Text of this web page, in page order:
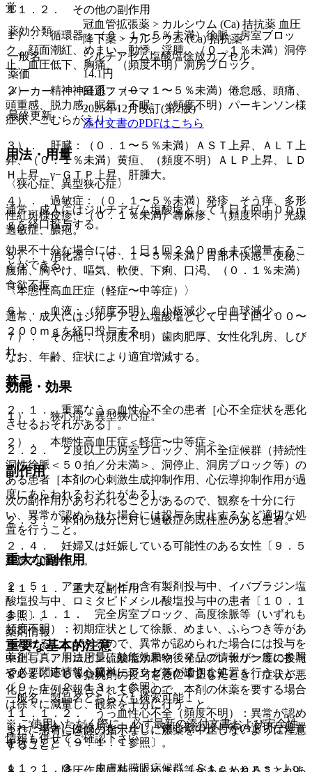
１１．２． その他の副作用
１）． 循環器：（０．１〜５％未満）徐脈、房室ブロッ
ク、顔面潮紅、めまい、動悸、浮腫、（０．１％未満）洞停
止、血圧低下、胸痛、（頻度不明）洞房ブロック。
２）． 精神神経系：（０．１〜５％未満）倦怠感、頭痛、
頭重感、脱力感、眠気、不眠、（頻度不明）パーキンソン様
症状、こむらがえり。
３）． 肝臓：（０．１〜５％未満）ＡＳＴ上昇、ＡＬＴ上
昇、（０．１％未満）黄疸、（頻度不明）ＡＬＰ上昇、ＬＤ
Ｈ上昇、γ−ＧＴＰ上昇、肝腫大。
４）． 過敏症：（０．１〜５％未満）発疹、そう痒、多形
性紅斑様皮疹、（０．１％未満）蕁麻疹、（頻度不明）光線
過敏症、膿疱。
５）． 消化器：（０．１〜５％未満）胃部不快感、便秘、
腹痛、胸やけ、嘔気、軟便、下痢、口渇、（０．１％未満）
食欲不振。
６）． 血液：（頻度不明）血小板減少、白血球減少。
７）． その他：（頻度不明）歯肉肥厚、女性化乳房、しび
れ。
禁忌
２．１． 重篤なうっ血性心不全の患者［心不全症状を悪化
させるおそれがある］。
２．２． ２度以上の房室ブロック、洞不全症候群（持続性
洞性徐脈＜５０拍／分未満＞、洞停止、洞房ブロック等）の
ある患者［本剤の心刺激生成抑制作用、心伝導抑制作用が過
度にあらわれるおそれがある］。
２．３． 本剤の成分に対し過敏症の既往歴のある患者。
２．４． 妊婦又は妊娠している可能性のある女性〔９．５
妊婦の項参照〕。
２．５． アスナプレビル含有製剤投与中、イバブラジン塩
酸塩投与中、ロミタピドメシル酸塩投与中の患者〔１０．１
参照〕。
重要な基本的注意
８．１． Ｃａ拮抗剤の投与を急に中止したとき、症状が悪
化した症例が報告されているので、本剤の休薬を要する場合
は徐々に減量し、観察を十分に行うこと。
また、患者に医師の指示なしに服薬を中止しないように注意
すること。
覚
薬効分類
冠血管拡張薬 > カルシウム (Ca) 拮抗薬 血圧
降下薬 > カルシウム (Ca) 拮抗薬
一般名
ジルチアゼム塩酸塩徐放カプセル
薬価
14.1円
メーカー
田辺ファーマ
最終更新
2025年12月改訂(第2版)
添付文書のPDFはこちら
用法・用量
〈狭心症、異型狭心症〉
通常、成人にはジルチアゼム塩酸塩として１日１回１００ｍ
ｇを経口投与する。
効果不十分な場合には、１日１回２００ｍｇまで増量するこ
とができる。
〈本態性高血圧症（軽症〜中等症）〉
通常、成人にはジルチアゼム塩酸塩として１日１回１００〜
２００ｍｇを経口投与する。
なお、年齢、症状により適宜増減する。
効能・効果
１）． 狭心症、異型狭心症。
２）． 本態性高血圧症＜軽症〜中等症＞。
副作用
次の副作用があらわれることがあるので、観察を十分に行
い、異常が認められた場合には投与を中止するなど適切な処
置を行うこと。
重大な副作用
１１．１． 重大な副作用
１１．１．１． 完全房室ブロック、高度徐脈等（いずれも
頻度不明）：初期症状として徐脈、めまい、ふらつき等があ
らわれることがあるので、異常が認められた場合には投与を
中止し、アトロピン硫酸塩水和物、イソプレナリン等の投与
や必要に応じて心臓ペーシング等の適切な処置を行うこと
〔９．１．２、１３．１参照〕。
１１．１．２． うっ血性心不全（頻度不明）：異常が認め
られた場合には投与を中止し、強心剤の投与等の適切な処置
を行うこと〔９．１．１参照〕。
１１．１．３． 皮膚粘膜眼症候群（Ｓｔｅｖｅｎｓ−Ｊｏ
薬剤情報
薬剤写真、用法用量、効能効果や後発品の情報が一度に参照
でき、関連情報へ簡単にアクセスができます。
一般名、製品名どちらでも検索可能！
※ ご使用いただく際に、必ず最新の添付文書および安全性
情報も併せてご確認下さい。